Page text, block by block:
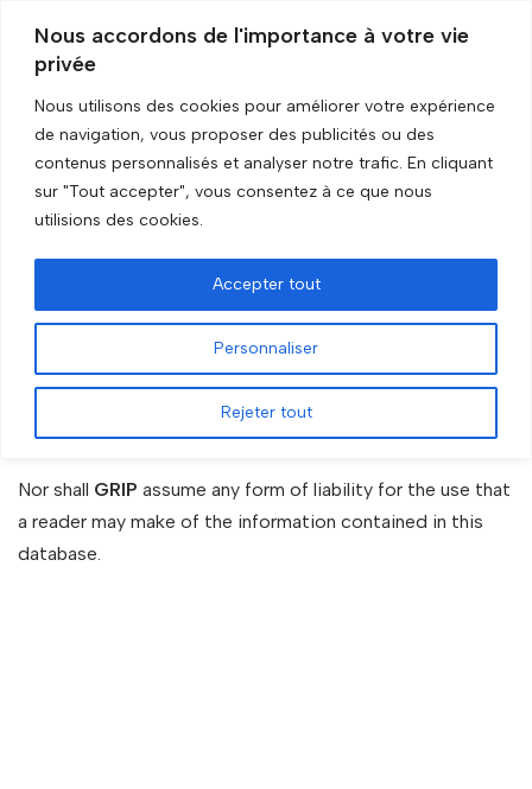
Nous accordons de l'importance à votre vie
privée
Nous utilisons des cookies pour améliorer votre expérience
de navigation, vous proposer des publicités ou des
contenus personnalisés et analyser notre trafic. En cliquant
sur "Tout accepter", vous consentez à ce que nous
utilisions des cookies.
Personnaliser
Rejeter tout
Accepter tout
Skip
to
content
Accueil»Disclaimer
Disclaimer
WhileGRIPexercises the utmost care in the development
and updates of this database, it cannot be deemed or
held liable for possible mistakes or oversights with
regards to completeness or accuracy.
Nor shall GRIP assume any form of liability for the use that
a reader may make of the information contained in this
database.